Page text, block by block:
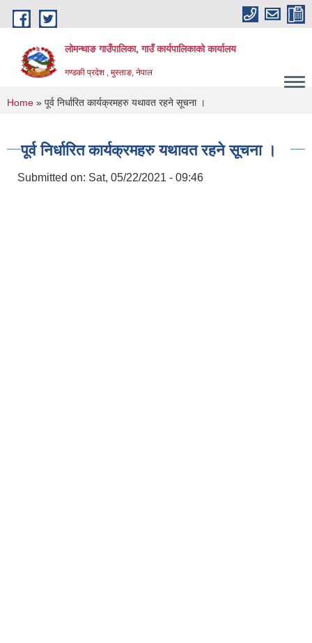
Skip to main content
लोमन्थाङ गाउँपालिका, गाउँ कार्यपालिकाको कार्यालय
गण्डकी प्रदेश , मुस्ताङ, नेपाल
You are here
Home » पूर्व निर्धारित कार्यक्रमहरु यथावत रहने सूचना ।
पूर्व निर्धारित कार्यक्रमहरु यथावत रहने सूचना ।
Submitted on: Sat, 05/22/2021 - 09:46